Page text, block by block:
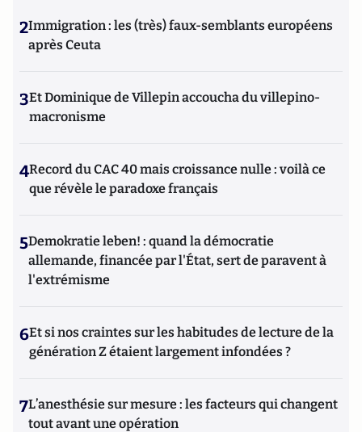
2Immigration : les (très) faux-semblants européens
après Ceuta
3Et Dominique de Villepin accoucha du villepino-
macronisme
4Record du CAC 40 mais croissance nulle : voilà ce
que révèle le paradoxe français
5Demokratie leben! : quand la démocratie
allemande, financée par l'État, sert de paravent à
l'extrémisme
6Et si nos craintes sur les habitudes de lecture de la
génération Z étaient largement infondées ?
7L’anesthésie sur mesure : les facteurs qui changent
tout avant une opération